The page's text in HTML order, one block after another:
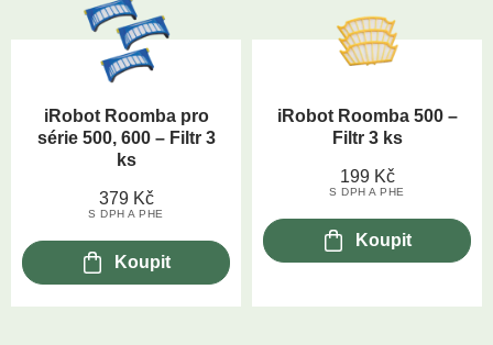
iRobot Roomba pro
série 500, 600 – Filtr 3
ks
379 Kč
S DPH A PHE
Koupit
iRobot Roomba 500 –
Filtr 3 ks
199 Kč
S DPH A PHE
Koupit